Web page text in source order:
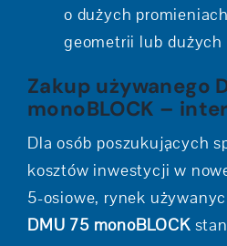
o dużych
geometrii lub dużych
Zakup używanego
monoBLOCK –
Dla osób poszukujących
kosztów inwestycji w
5-osiowe, rynek
DMU 75 monoBLOCK